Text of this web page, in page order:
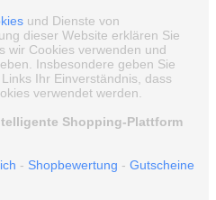
und Dienste von
dieser Website erklären Sie
wir Cookies verwenden und
Insbesondere geben Sie
Ihr Einverständnis, dass
verwendet werden.
Shopping-Plattform
- Shopbewertung - Gutscheine